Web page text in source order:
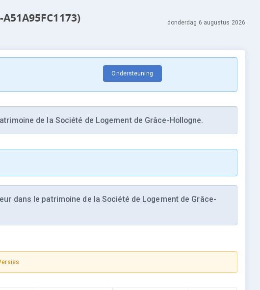
donderdag 6 augustus 2026
Ondersteuning
de la Société de Logement de Grâce-Hollogne.
dans le patrimoine de la Société de Logement de Grâce-